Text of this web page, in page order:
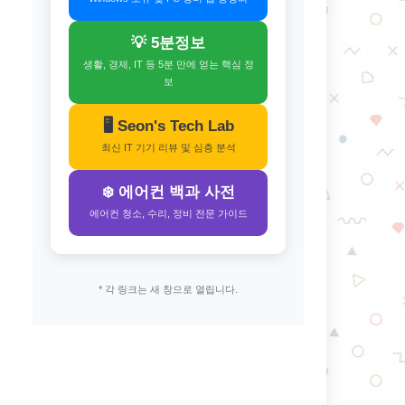
💡 5분정보
생활, 경제, IT 등 5분 만에 얻는 핵심 정
보
🖥️ Seon's Tech Lab
최신 IT 기기 리뷰 및 심층 분석
❄️ 에어컨 백과 사전
에어컨 청소, 수리, 정비 전문 가이드
* 각 링크는 새 창으로 열립니다.